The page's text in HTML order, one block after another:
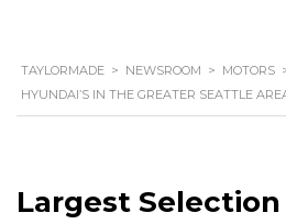
TAYLORMADE > NEWSROOM > MOTORS
HYUNDAI’S IN THE GREATER SEATTLE
Largest